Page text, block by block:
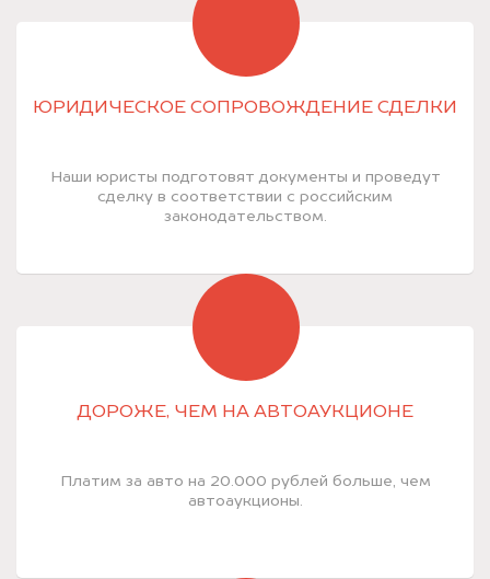
ЮРИДИЧЕСКОЕ СОПРОВОЖДЕНИЕ СДЕЛКИ
Наши юристы подготовят документы и проведут
сделку в соответствии с российским
законодательством.
ДОРОЖЕ, ЧЕМ НА АВТОАУКЦИОНЕ
Платим за авто на 20.000 рублей больше, чем
автоаукционы.